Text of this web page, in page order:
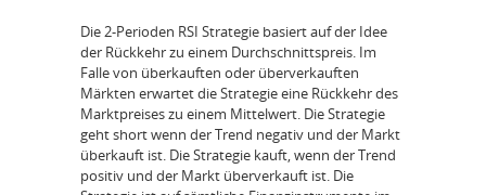
Die 2-Perioden RSI Strategie basiert auf der Idee
der Rückkehr zu einem Durchschnittspreis. Im
Falle von überkauften oder überverkauften
Märkten erwartet die Strategie eine Rückkehr des
Marktpreises zu einem Mittelwert. Die Strategie
geht short wenn der Trend negativ und der Markt
überkauft ist. Die Strategie kauft, wenn der Trend
positiv und der Markt überverkauft ist. Die